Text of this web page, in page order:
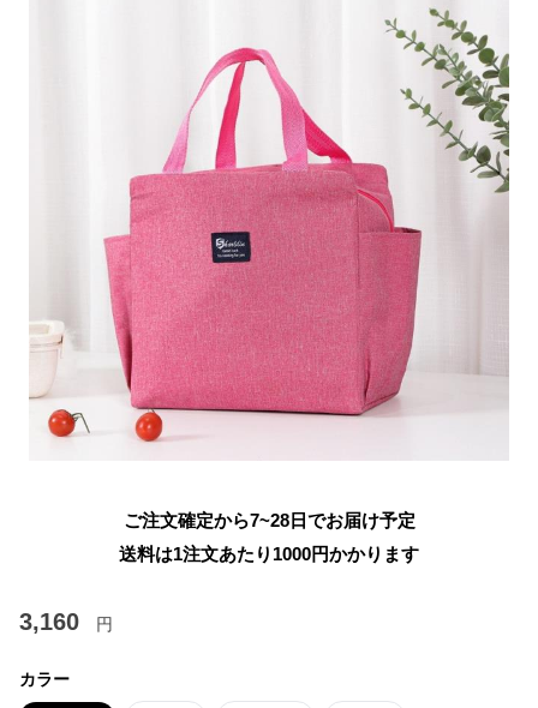
ご注文確定から7~28日でお届け予定
送料は1注文あたり 1000円かかります
3,160 円
カラー